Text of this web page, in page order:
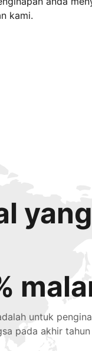
kami.
yang
untuk
pada akhir